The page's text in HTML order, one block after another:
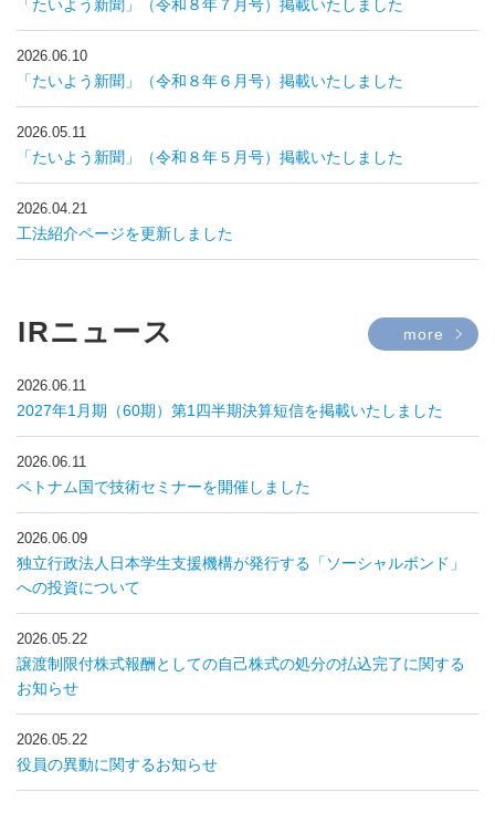
「たいよう新聞」（令和８年７月号）掲載いたしました
2026.06.10
「たいよう新聞」（令和８年６月号）掲載いたしました
2026.05.11
「たいよう新聞」（令和８年５月号）掲載いたしました
2026.04.21
工法紹介ページを更新しました
IRニュース more
2026.06.11
2027年1月期（60期）第1四半期決算短信を掲載いたしました
2026.06.11
ベトナム国で技術セミナーを開催しました
2026.06.09
独立行政法人日本学生支援機構が発行する「ソーシャルボンド」
への投資について
2026.05.22
譲渡制限付株式報酬としての自己株式の処分の払込完了に関する
お知らせ
2026.05.22
役員の異動に関するお知らせ